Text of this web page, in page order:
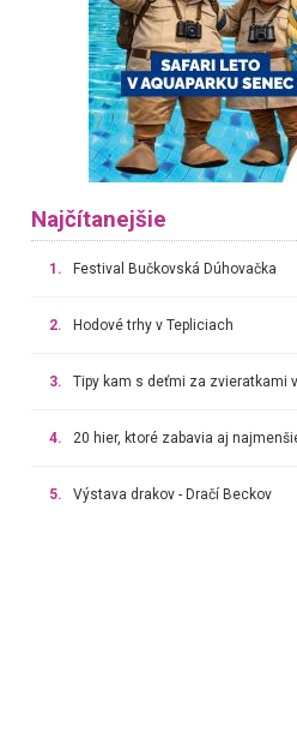
Najčítanejšie
1. Festival Bučkovská Dúhovačka
2. Hodové trhy v Tepliciach
3. Tipy kam s deťmi za zvieratkami
4. 20 hier, ktoré zabavia aj
5. Výstava drakov - Dračí Beckov